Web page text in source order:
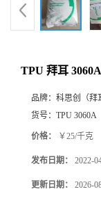
TPU 拜耳
品牌： 科思创（拜
货号： TPU 3060A
价格： ￥25/千克
发布日期： 2022-
更新日期： 2026-